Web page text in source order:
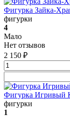
Фигурка Зайка-
фигурки
4
Мало
Нет отзывов
2 150 ₽
Фигурка Игривый
фигурки
1